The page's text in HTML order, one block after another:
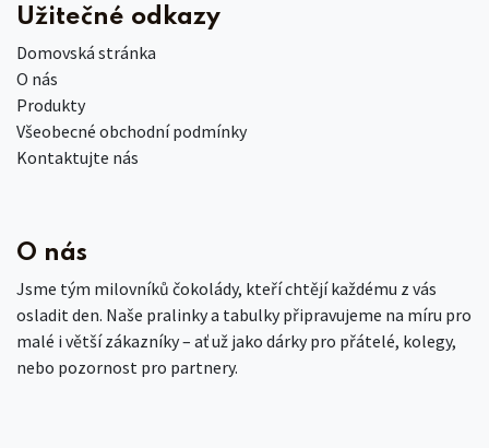
Užitečné odkazy
Domovská stránka
O nás
Produkty
Všeobecné obchodní podmínky
Kontaktujte nás
O nás
Jsme tým milovníků čokolády, kteří chtějí každému z vás
osladit den. Naše pralinky a tabulky připravujeme na míru pro
malé i větší zákazníky – ať už jako dárky pro přátelé, kolegy,
nebo pozornost pro partnery.